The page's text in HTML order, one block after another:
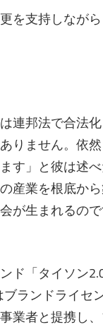
を支持しなが
連邦法で合法
りません。依
す」と彼は述
産業を根底か
が生まれるの
ド「タイソン
ランドライセ
業者と提携し